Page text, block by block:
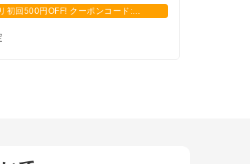
初回500円OFF! クーポンコード: